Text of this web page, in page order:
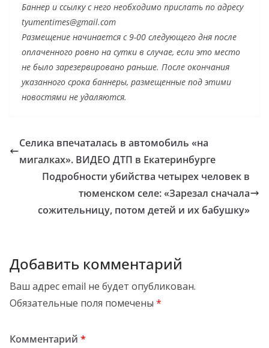
Баннер и ссылку с него необходимо прислать по адресу
tyumentimes@gmail.com
Размещение начинается с 9-00 следующего дня после
оплаченного ровно на сутки в случае, если это место
не было зарезервировано раньше. После окончания
указанного срока баннеры, размещенные под этими
новостями не удаляются.
Селика впечаталась в автомобиль «на
мигалках». ВИДЕО ДТП в Екатеринбурге
Подробности убийства четырех человек в
тюменском селе: «Зарезал сначала
сожительницу, потом детей и их бабушку»
Добавить комментарий
Ваш адрес email не будет опубликован.
Обязательные поля помечены *
Комментарий *